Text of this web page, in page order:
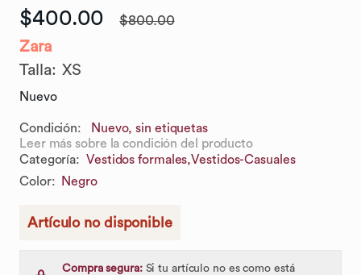
$400.00 $800.00
Zara
Talla: XS
Nuevo
Condición:
Nuevo, sin etiquetas
Leer más sobre la condición del producto
Categoría: Vestidos formales,Vestidos-Casuales
Color: Negro
Artículo no disponible
Compra segura:Si tu artículo no es como está